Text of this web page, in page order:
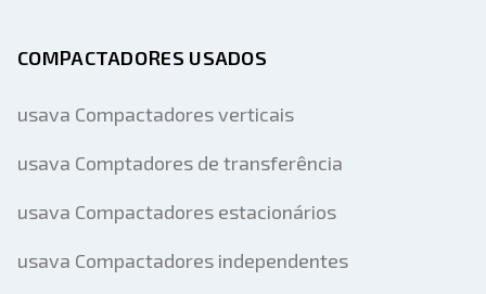
COMPACTADORES USADOS
usava Compactadores verticais
usava Comptadores de transferência
usava Compactadores estacionários
usava Compactadores independentes